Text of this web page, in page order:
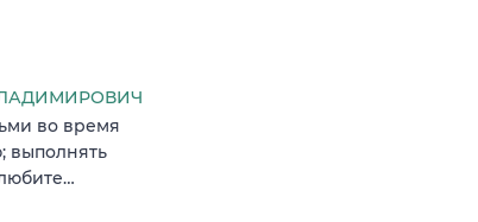
во время
выполнять